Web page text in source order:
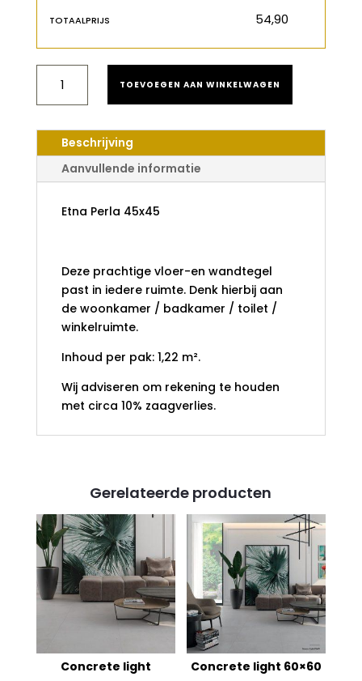
TOTAALPRIJS
PERLA
45X45
TOEVOEGEN AAN WINKELWAGEN
Beschrijving
Aanvullende informatie
Etna Perla 45x45
Deze prachtige vloer-en wandtegel
past in iedere ruimte. Denk hierbij aan
de woonkamer / badkamer / toilet /
winkelruimte.
Inhoud per pak: 1,22 m².
Wij adviseren om rekening te houden
met circa 10% zaagverlies.
Gerelateerde producten
Concrete light
Concrete light 60×60